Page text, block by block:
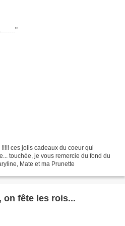
ces jolis cadeaux du coeur qui
touchée, je vous remercie du fond du
Mate et ma Prunette
on fête les rois...